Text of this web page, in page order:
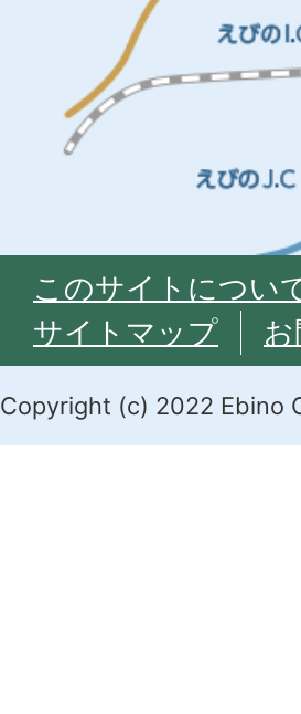
このサイトについ
サイトマップ
Copyright (c) 2022 Ebino